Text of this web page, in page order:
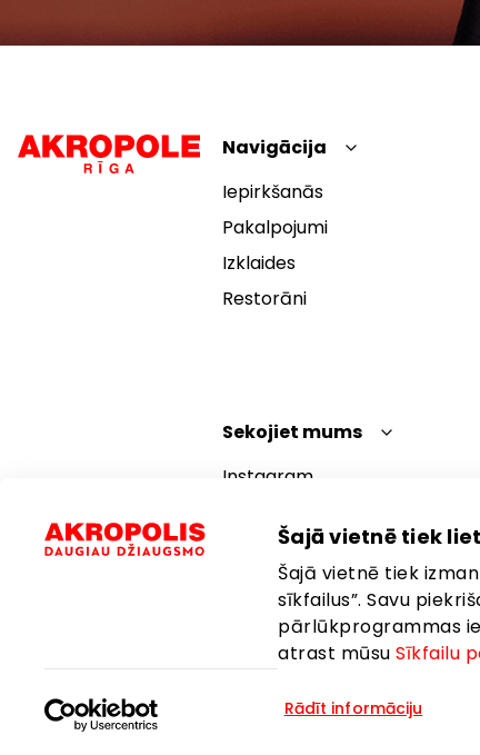
Šajā vietnē tiek
Šajā vietnē tiek
sīkfailus”. Savu
pārlūkprogrammas
atrast mūsu Sīkfailu
Rādīt informāciju
Navigācija
Iepirkšanās
Pakalpojumi
Izklaides
Restorāni
Sekojiet mums
Instagram
YouTube
Valoda:Latviešu